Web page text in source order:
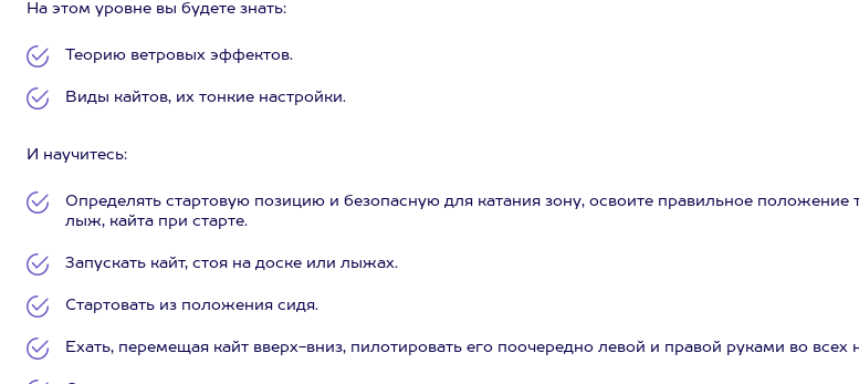
На этом уровне вы будете знать:
Теорию ветровых эффектов.
Виды кайтов, их тонкие настройки.
И научитесь:
Определять стартовую позицию и безопасную для катания зону, освоите правильное положение
лыж, кайта при старте.
Запускать кайт, стоя на доске или лыжах.
Стартовать из положения сидя.
Ехать, перемещая кайт вверх-вниз, пилотировать его поочередно левой и правой руками во всех